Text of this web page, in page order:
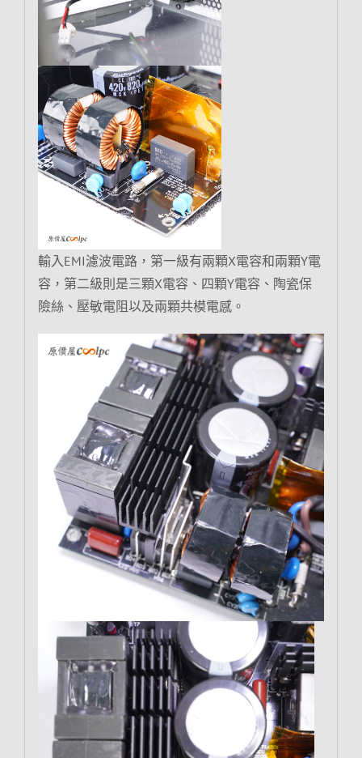
輸入EMI濾波電路，第一級有兩顆X電容和兩顆Y電
容，第二級則是三顆X電容、四顆Y電容、陶瓷保
險絲、壓敏電阻以及兩顆共模電感。